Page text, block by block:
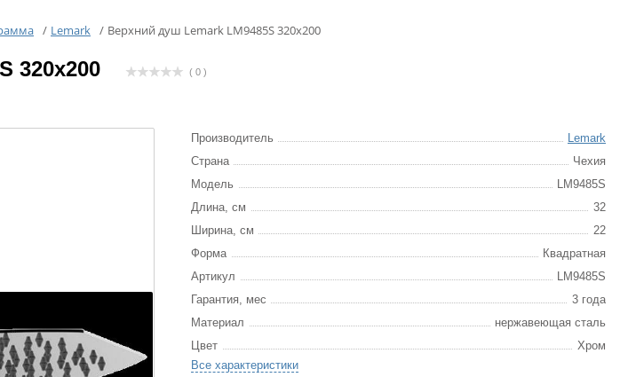
/ Lemark / Верхний душ Lemark LM9485S 320x200
320x200 ( 0 )
Производитель
Lemark
Страна
Чехия
Модель
LM9485S
Длина, см
32
Ширина, см
22
Форма
Квадратная
Артикул
LM9485S
Гарантия, мес
3 года
Материал
нержавеющая сталь
Цвет
Хром
Все характеристики